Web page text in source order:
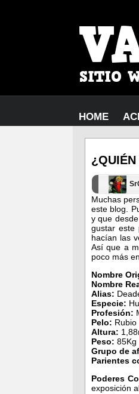
HOME
Muchas
este blog.
y que
gustar este
hacían las
Así que a
poco más
Nombre
Nombre
Alias:
Especie:
Profesión:
Pelo: Rubio
Altura:
Peso: 85Kg
Grupo de
Parientes
Poderes
exposición